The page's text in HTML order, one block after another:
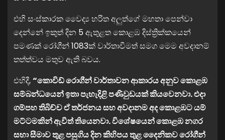
එහි සංස්කාරක වෛද්‍ය හරිත අලුත්ගේ මහතා පෙන්වා
දෙන්නේ ඉකුත් දින 5 ඇතුළත කොළඹ දිස්ත්‍රික්කයෙන්
පමණක් රෝගීන් 1083ක් වාර්තාවීමත් සමග මෙම අවදානම්
තත්ත්වය මතුව ඇති බවය.
එහිදී,“කොවිඩ් රොගීන් වාර්තාවන ආකාරය අනුව කොළඹ
සම්බන්ධයෙන් ඉතා පැහැදිළි පණිවුඩයක් කියවෙනවා. එදා
ගම්පහ තිබිච්ච ඒ තර්ජනය සහ අවදානම අද කොළඹට යම්
මට්ටමකින් ඇවිත් තියෙනවා. විශේෂයෙන් කොළඹ නගර
සභා සීමාව තුළ පසුගිය දින කිහිපය තුළ දෛනිකව රෝගීන්